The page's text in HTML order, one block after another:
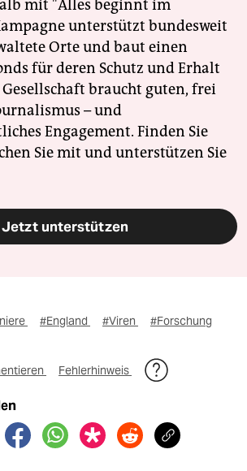
mit "Alles beginnt im
unterstützt bundesweit
Orte und baut einen
für deren Schutz und Erhalt
braucht guten, frei
– und
Engagement. Finden Sie
Sie mit und unterstützen Sie
Jetzt unterstützen
#England #Viren #Forschung
Fehlerhinweis